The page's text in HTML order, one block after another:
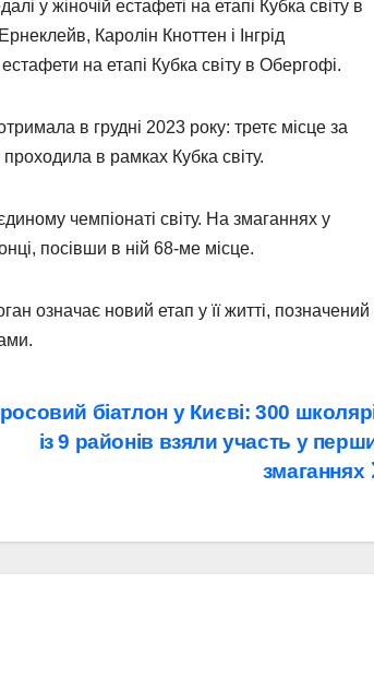
у жіночій естафеті на етапі Кубка світу в
Каролін Кноттен і Інгрід
на етапі Кубка світу в Обергофі.
в грудні 2023 року: третє місце за
в рамках Кубка світу.
чемпіонаті світу. На змаганнях у
посівши в ній 68-ме місце.
означає новий етап у її житті, позначений
біатлон у Києві: 300
із 9 районів взяли участь у
змаганнях